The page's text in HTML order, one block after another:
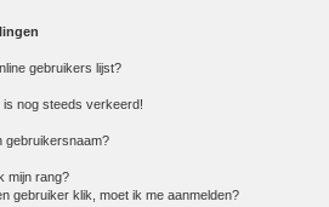
gebruikers lijst?
is nog steeds verkeerd!
gebruikersnaam?
mijn rang?
gebruiker klik, moet ik me aanmelden?